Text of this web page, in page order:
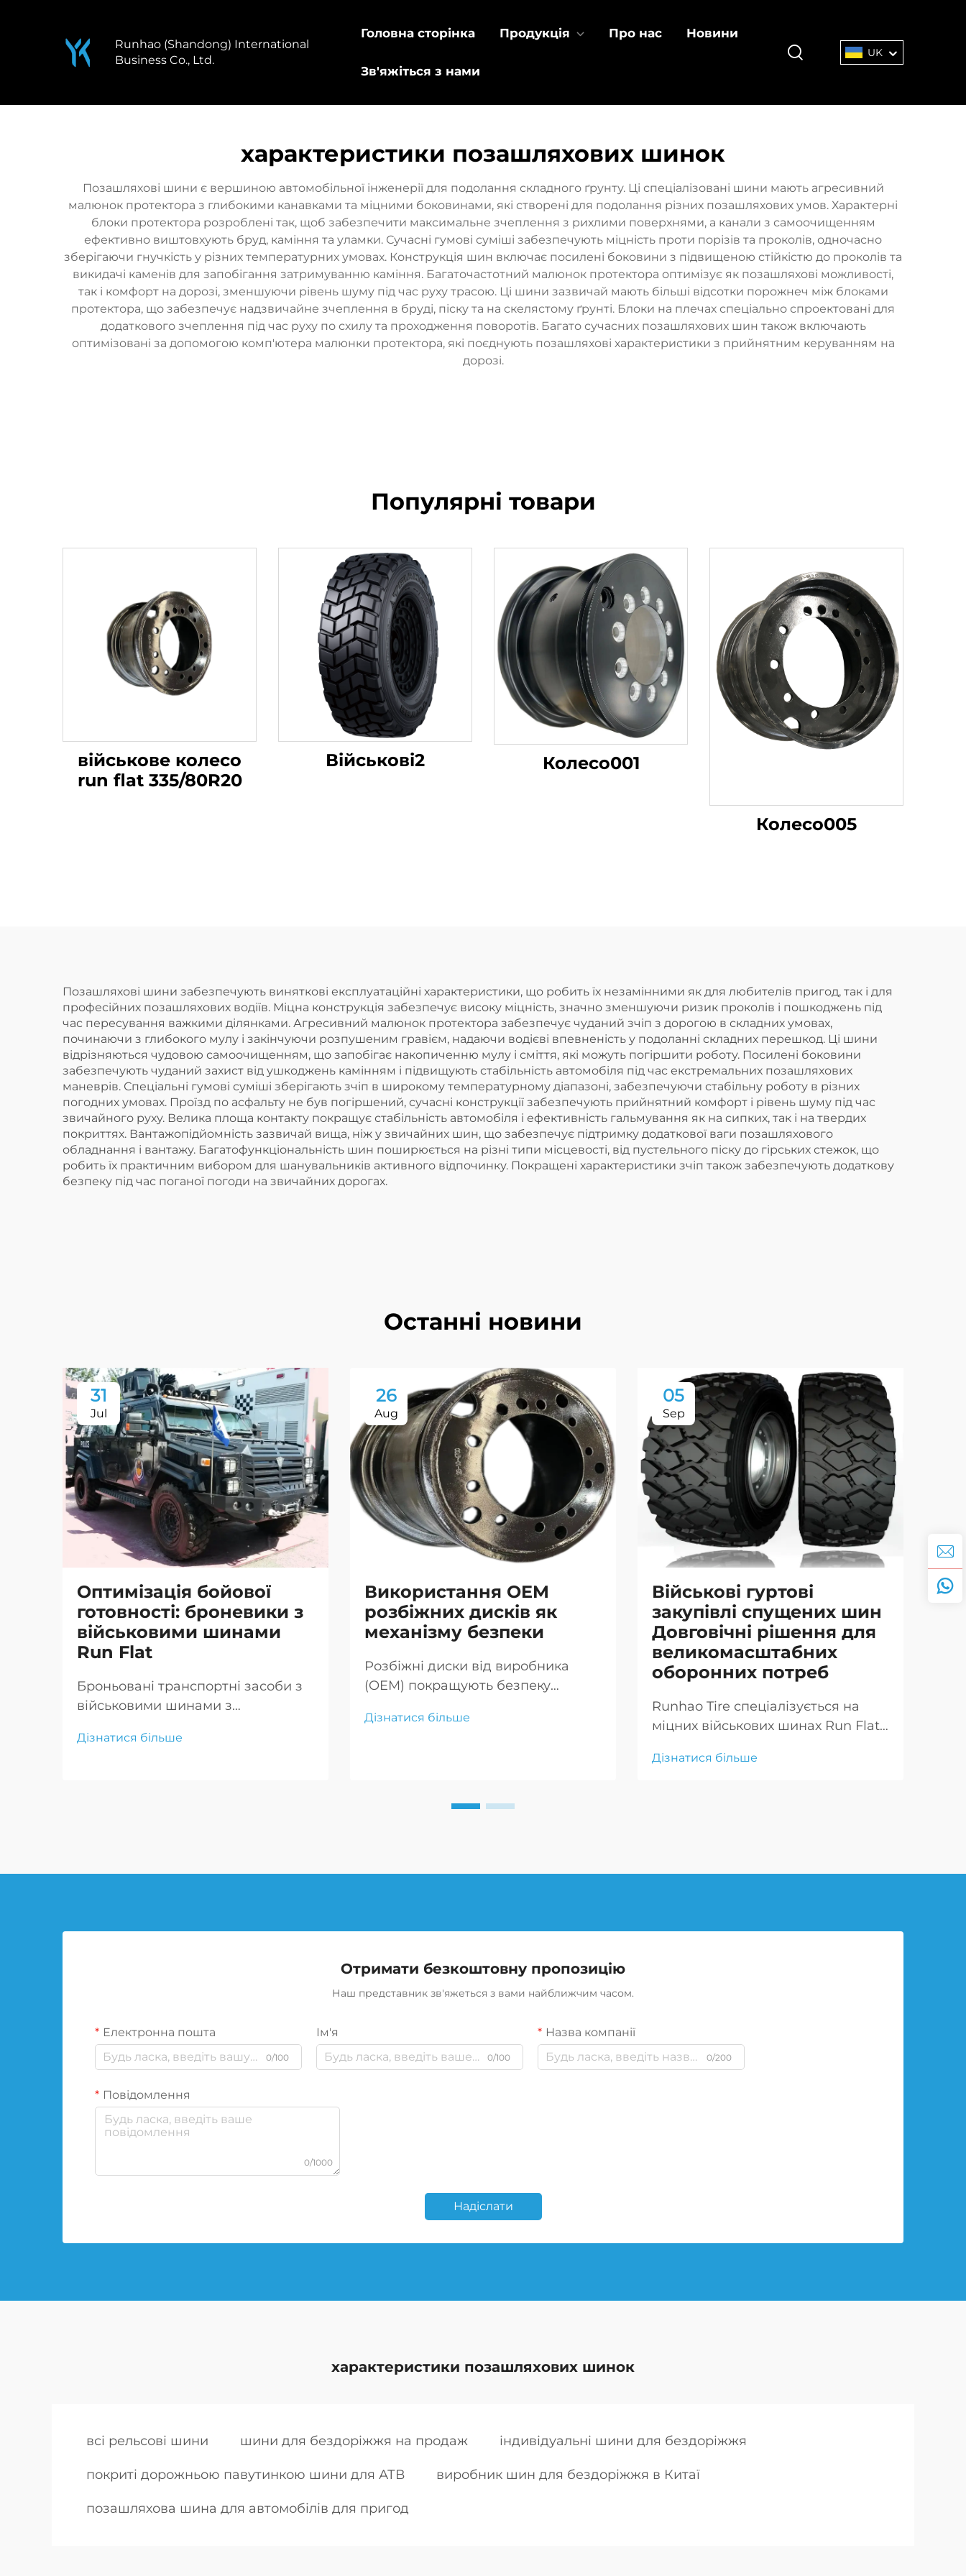
Runhao (Shandong) International
Business Co., Ltd.
Головна сторінка Продукція Про нас Новини
Зв'яжіться з нами
UK
характеристики позашляхових шинок
Позашляхові шини є вершиною автомобільної інженерії для подолання складного ґрунту. Ці спеціалізовані шини мають агресивний
малюнок протектора з глибокими канавками та міцними боковинами, які створені для подолання різних позашляхових умов. Характерні
блоки протектора розроблені так, щоб забезпечити максимальне зчеплення з рихлими поверхнями, а канали з самоочищенням
ефективно виштовхують бруд, каміння та уламки. Сучасні гумові суміші забезпечують міцність проти порізів та проколів, одночасно
зберігаючи гнучкість у різних температурних умовах. Конструкція шин включає посилені боковини з підвищеною стійкістю до проколів та
викидачі каменів для запобігання затримуванню каміння. Багаточастотний малюнок протектора оптимізує як позашляхові можливості,
так і комфорт на дорозі, зменшуючи рівень шуму під час руху трасою. Ці шини зазвичай мають більші відсотки порожнеч між блоками
протектора, що забезпечує надзвичайне зчеплення в бруді, піску та на скелястому ґрунті. Блоки на плечах спеціально спроектовані для
додаткового зчеплення під час руху по схилу та проходження поворотів. Багато сучасних позашляхових шин також включають
оптимізовані за допомогою комп'ютера малюнки протектора, які поєднують позашляхові характеристики з прийнятним керуванням на
дорозі.
Популярні товари
військове колесо
run flat 335/80R20
Військові2 Колесо001
Колесо005
Позашляхові шини забезпечують виняткові експлуатаційні характеристики, що робить їх незамінними як для любителів пригод, так і для
професійних позашляхових водіїв. Міцна конструкція забезпечує високу міцність, значно зменшуючи ризик проколів і пошкоджень під
час пересування важкими ділянками. Агресивний малюнок протектора забезпечує чуданий зчіп з дорогою в складних умовах,
починаючи з глибокого мулу і закінчуючи розпушеним гравієм, надаючи водієві впевненість у подоланні складних перешкод. Ці шини
відрізняються чудовою самоочищенням, що запобігає накопиченню мулу і сміття, які можуть погіршити роботу. Посилені боковини
забезпечують чуданий захист від ушкоджень камінням і підвищують стабільність автомобіля під час екстремальних позашляхових
маневрів. Спеціальні гумові суміші зберігають зчіп в широкому температурному діапазоні, забезпечуючи стабільну роботу в різних
погодних умовах. Проїзд по асфальту не був погіршений, сучасні конструкції забезпечують прийнятний комфорт і рівень шуму під час
звичайного руху. Велика площа контакту покращує стабільність автомобіля і ефективність гальмування як на сипких, так і на твердих
покриттях. Вантажопідйомність зазвичай вища, ніж у звичайних шин, що забезпечує підтримку додаткової ваги позашляхового
обладнання і вантажу. Багатофункціональність шин поширюється на різні типи місцевості, від пустельного піску до гірських стежок, що
робить їх практичним вибором для шанувальників активного відпочинку. Покращені характеристики зчіп також забезпечують додаткову
безпеку під час поганої погоди на звичайних дорогах.
Останні новини
31
Jul
Оптимізація бойової
готовності: броневики з
військовими шинами
Run Flat
Броньовані транспортні засоби з
військовими шинами з
забезпечують безперервну
Дізнатися більше
26
Aug
Використання OEM
розбіжних дисків як
механізму безпеки
Розбіжні диски від виробника
(OEM) покращують безпеку
міцному багаточастковому
Дізнатися більше
05
Sep
Військові гуртові
закупівлі спущених шин
Довговічні рішення для
великомасштабних
оборонних потреб
Runhao Tire спеціалізується на
міцних військових шинах Run Flat,
закупівель, щоб відповідати
Дізнатися більше
Отримати безкоштовну пропозицію
Наш представник зв'яжеться з вами найближчим часом.
Електронна пошта
0/100
Ім'я
0/100
Назва компанії
0/200
Повідомлення
0/1000
Надіслати
характеристики позашляхових шинок
всі рельсові шини шини для бездоріжжя на продаж індивідуальні шини для бездоріжжя
покриті дорожньою павутинкою шини для АТВ виробник шин для бездоріжжя в Китаї
позашляхова шина для автомобілів для пригод